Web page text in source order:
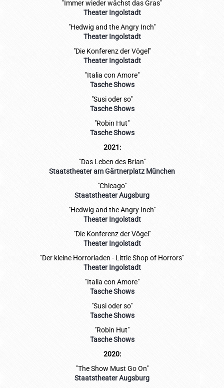
"Immer wieder wächst das Gras"
Theater Ingolstadt
"Hedwig and the Angry Inch"
Theater Ingolstadt
"Die Konferenz der Vögel"
Theater Ingolstadt
"Italia con Amore"
Tasche Shows
"Susi oder so"
Tasche Shows
"Robin Hut"
Tasche Shows
2021:
"Das Leben des Brian"
Staatstheater am Gärtnerplatz München
"Chicago"
Staatstheater Augsburg
"Hedwig and the Angry Inch"
Theater Ingolstadt
"Die Konferenz der Vögel"
Theater Ingolstadt
"Der kleine Horrorladen - Little Shop of Horrors"
Theater Ingolstadt
"Italia con Amore"
Tasche Shows
"Susi oder so"
Tasche Shows
"Robin Hut"
Tasche Shows
2020:
"The Show Must Go On"
Staatstheater Augsburg